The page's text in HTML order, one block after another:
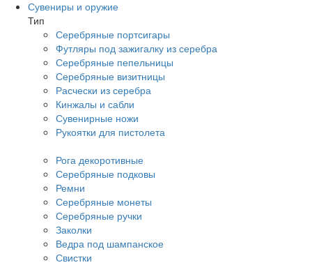
Сувениры и оружие
Тип
Серебряные портсигары
Футляры под зажигалку из серебра
Серебряные пепельницы
Серебряные визитницы
Расчески из серебра
Кинжалы и сабли
Сувенирные ножи
Рукоятки для пистолета
Рога декоротивные
Серебряные подковы
Ремни
Серебряные монеты
Серебряные ручки
Заколки
Ведра под шампанское
Свистки